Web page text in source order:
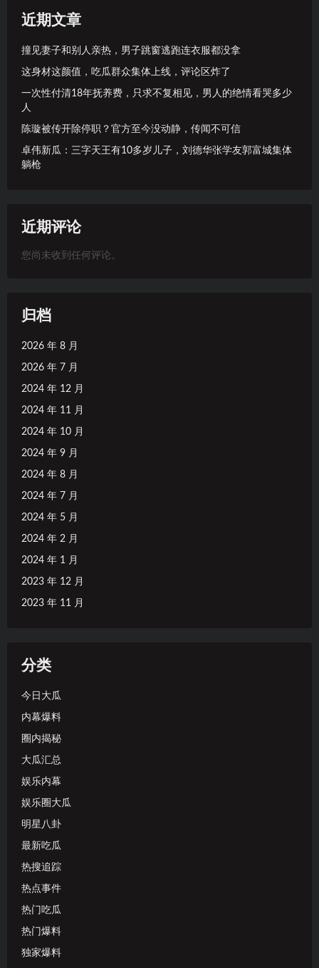
近期文章
撞见妻子和别人亲热，男子跳窗逃跑连衣服都没拿
这身材这颜值，吃瓜群众集体上线，评论区炸了
一次性付清18年抚养费，只求不复相见，男人的绝情看哭多少
人
陈璇被传开除停职？官方至今没动静，传闻不可信
卓伟新瓜：三字天王有10多岁儿子，刘德华张学友郭富城集体
躺枪
近期评论
您尚未收到任何评论。
归档
2026 年 8 月
2026 年 7 月
2024 年 12 月
2024 年 11 月
2024 年 10 月
2024 年 9 月
2024 年 8 月
2024 年 7 月
2024 年 5 月
2024 年 2 月
2024 年 1 月
2023 年 12 月
2023 年 11 月
分类
今日大瓜
内幕爆料
圈内揭秘
大瓜汇总
娱乐内幕
娱乐圈大瓜
明星八卦
最新吃瓜
热搜追踪
热点事件
热门吃瓜
热门爆料
独家爆料